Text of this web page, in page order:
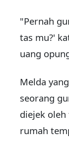
"Pernah
tas mu?'
uang
Melda
seorang
diejek
rumah